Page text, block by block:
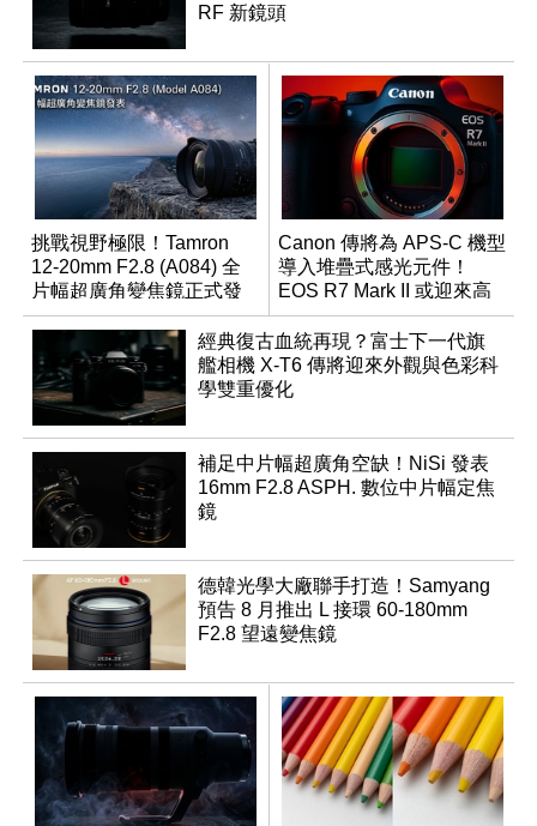
RF 新鏡頭
挑戰視野極限！Tamron
12-20mm F2.8 (A084) 全
片幅超廣角變焦鏡正式發
表
Canon 傳將為 APS-C 機型
導入堆疊式感光元件！
EOS R7 Mark II 或迎來高
速讀出升級
經典復古血統再現？富士下一代旗
艦相機 X-T6 傳將迎來外觀與色彩科
學雙重優化
補足中片幅超廣角空缺！NiSi 發表
16mm F2.8 ASPH. 數位中片幅定焦
鏡
德韓光學大廠聯手打造！Samyang
預告 8 月推出 L 接環 60-180mm
F2.8 望遠變焦鏡